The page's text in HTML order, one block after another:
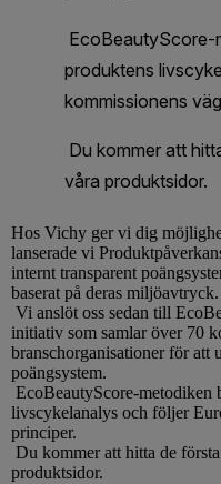
Hos Vichy ger vi dig
lanserade vi
internt transparent
baserat på deras miljöavtryck.
Vi anslöt oss sedan till
initiativ som samlar över 70
branschorganisationer för att
poängsystem.
EcoBeautyScore-metodiken
livscykelanalys och följer
principer.
Du kommer att hitta de
produktsidor.